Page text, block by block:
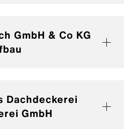
GmbH & Co KG
Dachdeckerei
GmbH